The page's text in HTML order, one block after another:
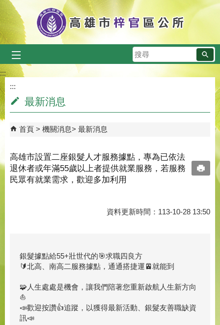
跳到主要內容區塊
搜
尋
:::
:::
最新消息
首頁 機關消息 最新消息
高雄市設置二座銀髮人才服務據點，專為已依法
退休者或年滿55歲以上者提供就業服務，若服務
民眾有就業需求，歡迎多加利用
資料更新時間：113-10-28 13:50
銀髮據點給55+壯世代的🎯求職四良方
🔰北高、南高二服務據點，通通搭捷運🚈就能到
🧩人生處處是機會，讓我們陪著您重新啟航人生新方向
⛵️
📣歡迎按讚👍追蹤，以獲得最新活動、銀髮友善職缺資
訊📣